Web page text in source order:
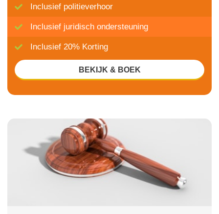
Inclusief politieverhoor
Inclusief juridisch ondersteuning
Inclusief 20% Korting
BEKIJK & BOEK